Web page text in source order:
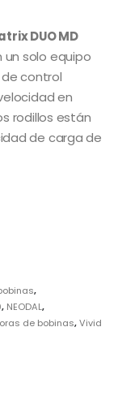
DUO MD
solo equipo
control
en
rodillos están
de carga de
,
, NEODAL,
de bobinas,Vivid